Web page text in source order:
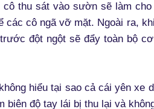
cô thu sát vào sườn sẽ làm
các cô ngã vỡ mặt. Ngoài ra,
đột ngột sẽ đẩy toàn bộ
hiểu tại sao cả cái yên xe
biên độ tay lái bị thu lại và